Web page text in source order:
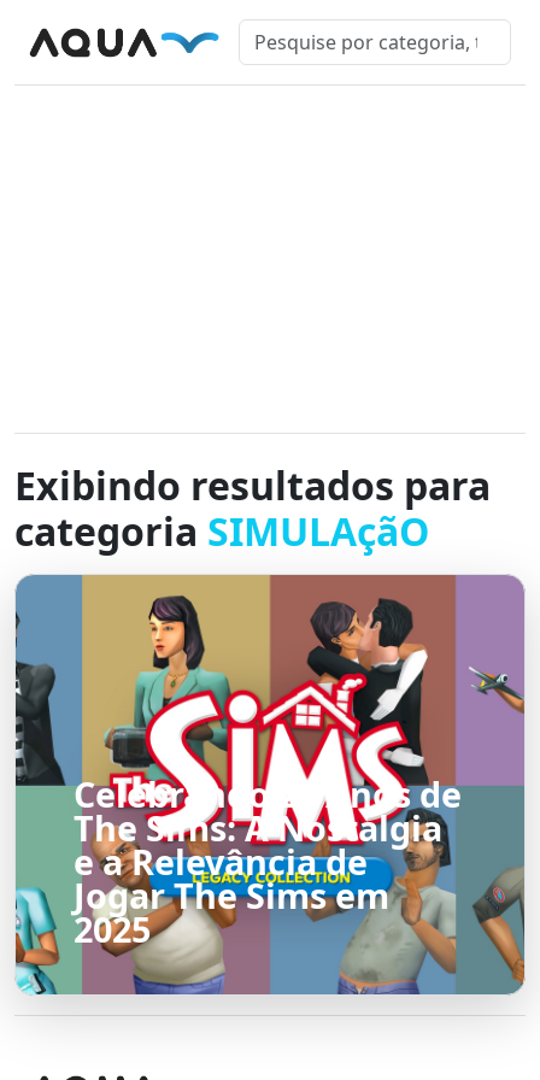
Exibindo resultados para
categoria SIMULAçãO
Celebrando 25 Anos de
The Sims: A Nostalgia
e a Relevância de
Jogar The Sims em
2025